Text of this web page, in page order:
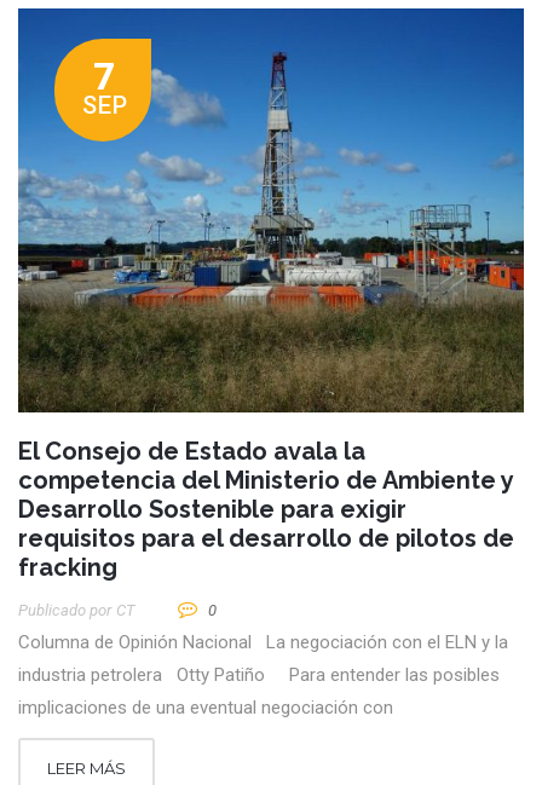
7
SEP
El Consejo de Estado avala la
competencia del Ministerio de Ambiente y
Desarrollo Sostenible para exigir
requisitos para el desarrollo de pilotos de
fracking
Publicado por CT 0
Columna de Opinión Nacional La negociación con el ELN y la
industria petrolera Otty Patiño Para entender las posibles
implicaciones de una eventual negociación con
LEER MÁS